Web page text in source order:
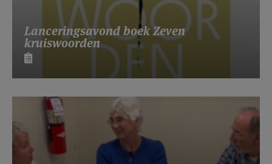
Lanceringsavond boek Zeven
kruiswoorden